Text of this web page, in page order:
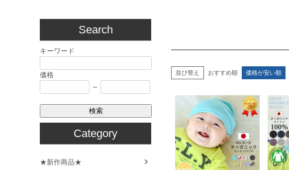
Search
キーワード
価格
～
検索
Category
★新作商品★
並び替え おすすめ順 価格が安い順